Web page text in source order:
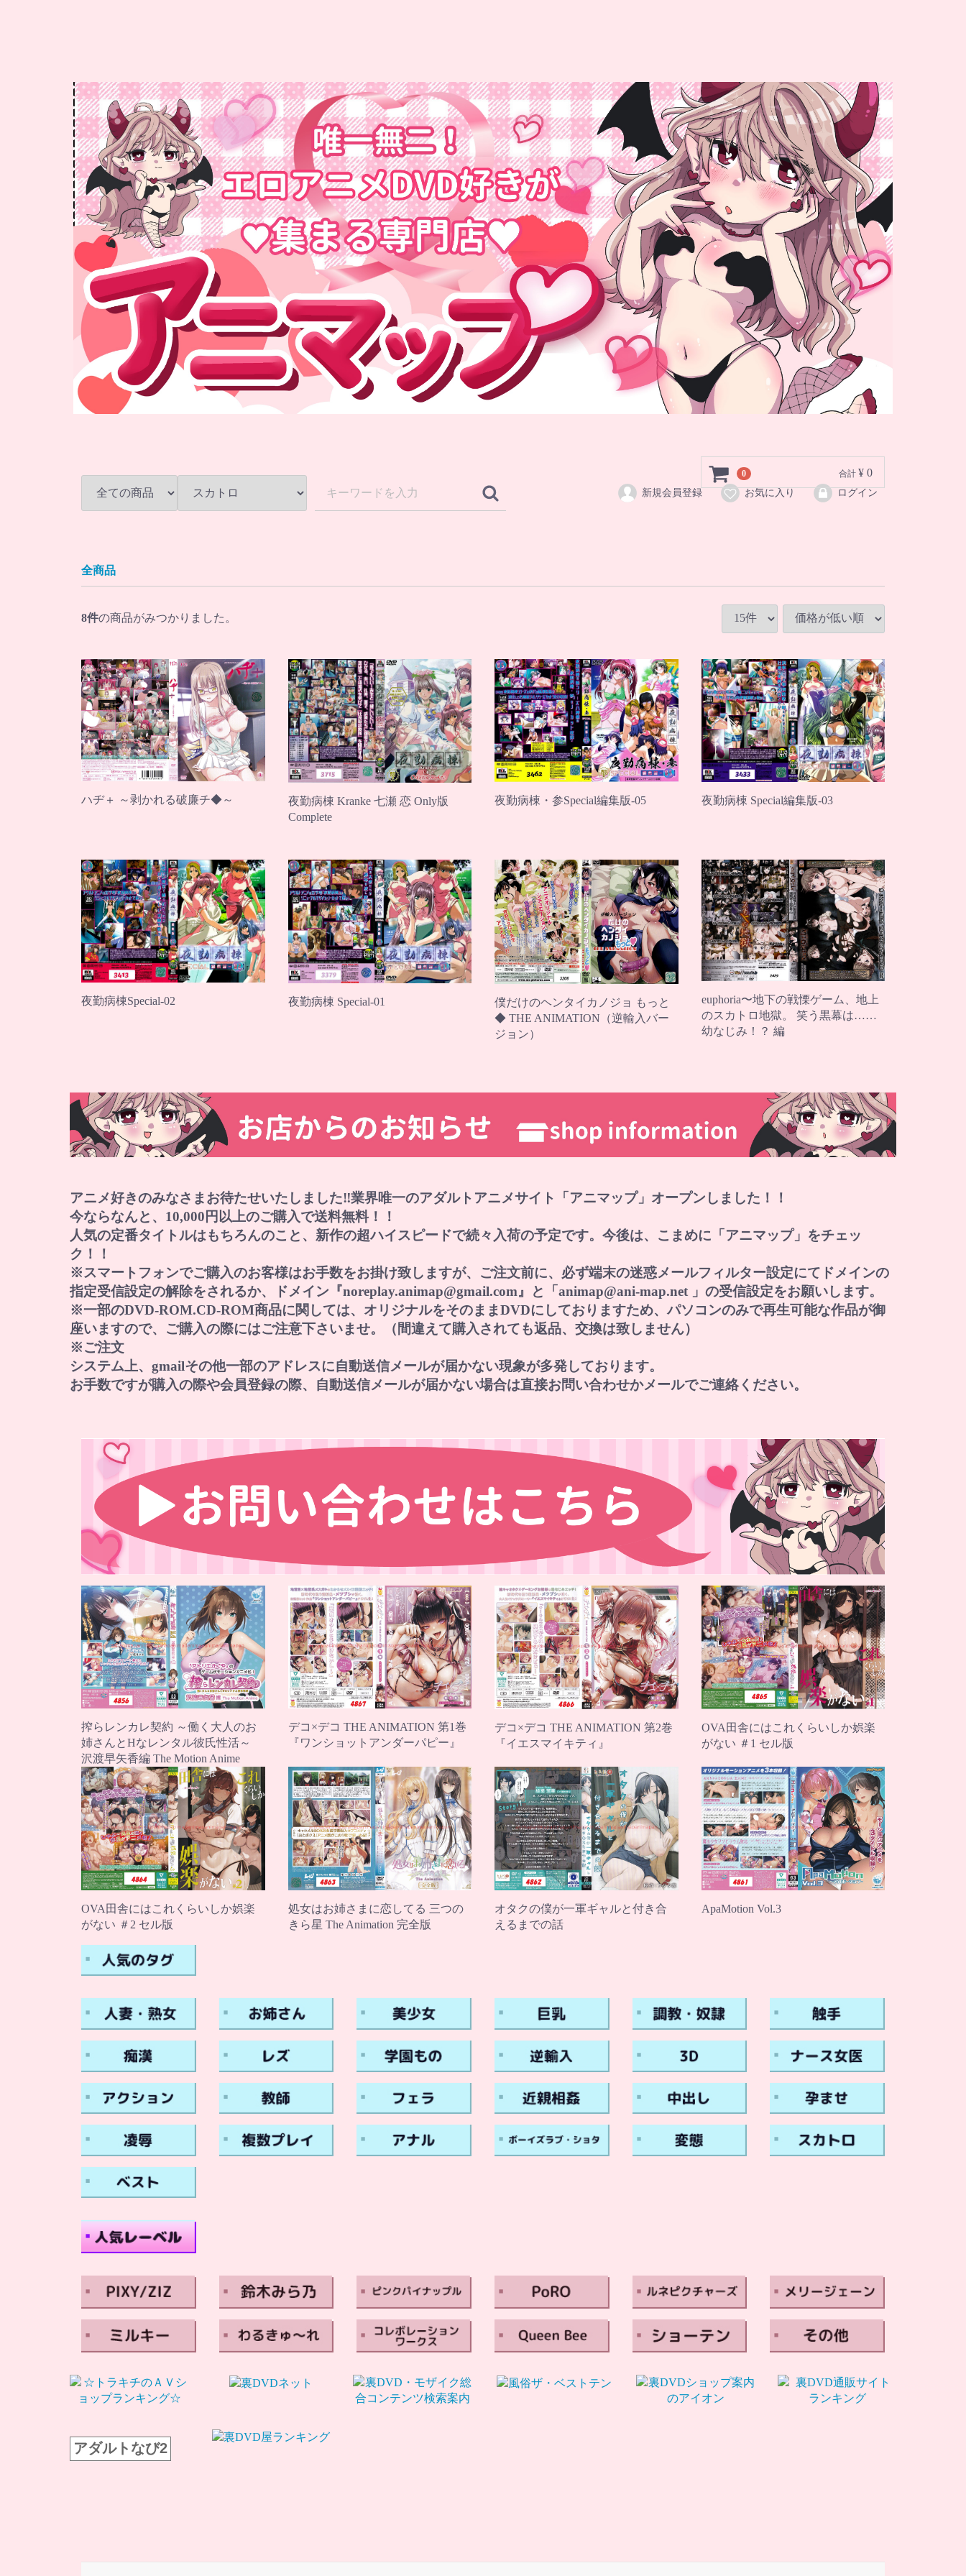
0 合計 ¥ 0
新規会員登録 お気に入り ログイン
全商品
8件の商品がみつかりました。
ハヂ＋ ～剥かれる破廉チ◆～
夜勤病棟 Kranke 七瀬 恋 Only版
Complete
夜勤病棟・参Special編集版-05 夜勤病棟 Special編集版-03
夜勤病棟Special-02 夜勤病棟 Special-01
僕だけのヘンタイカノジョ もっと
◆ THE ANIMATION（逆輸入バー
ジョン）
euphoria〜地下の戦慄ゲーム、地上
のスカトロ地獄。 笑う黒幕は……
幼なじみ！？ 編
アニメ好きのみなさまお待たせいたしました‼業界唯一のアダルトアニメサイト「アニマップ」オープンしました！！
今ならなんと、10,000円以上のご購入で送料無料！！
人気の定番タイトルはもちろんのこと、新作の超ハイスピードで続々入荷の予定です。今後は、こまめに「アニマップ」をチェッ
ク！！
※スマートフォンでご購入のお客様はお手数をお掛け致しますが、ご注文前に、必ず端末の迷惑メールフィルター設定にてドメインの
指定受信設定の解除をされるか、ドメイン『noreplay.animap@gmail.com』と「animap@ani-map.net 」の受信設定をお願いします。
※一部のDVD-ROM.CD-ROM商品に関しては、オリジナルをそのままDVDにしておりますため、パソコンのみで再生可能な作品が御
座いますので、ご購入の際にはご注意下さいませ。（間違えて購入されても返品、交換は致しません）
※ご注文
システム上、gmailその他一部のアドレスに自動送信メールが届かない現象が多発しております。
お手数ですが購入の際や会員登録の際、自動送信メールが届かない場合は直接お問い合わせかメールでご連絡ください。
搾らレンカレ契約 ～働く大人のお
姉さんとHなレンタル彼氏性活～
沢渡早矢香編 The Motion Anime
デコ×デコ THE ANIMATION 第1巻
『ワンショットアンダーパピー』
デコ×デコ THE ANIMATION 第2巻
『イエスマイキティ』
OVA田舎にはこれくらいしか娯楽
がない ＃1 セル版
OVA田舎にはこれくらいしか娯楽
がない ＃2 セル版
処女はお姉さまに恋してる 三つの
きら星 The Animation 完全版
オタクの僕が一軍ギャルと付き合
えるまでの話
ApaMotion Vol.3
アダルトなび2